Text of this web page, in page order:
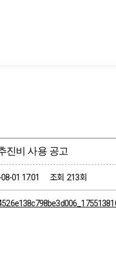
진비 사용 공고
01 17:01 조회 213회